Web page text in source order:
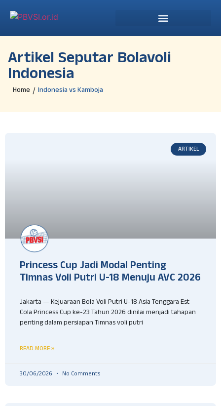
Artikel Seputar Bolavoli
Indonesia
Home / Indonesia vs Kamboja
ARTIKEL
Princess Cup Jadi Modal Penting
Timnas Voli Putri U-18 Menuju AVC 2026
Jakarta — Kejuaraan Bola Voli Putri U-18 Asia Tenggara Est
Cola Princess Cup ke-23 Tahun 2026 dinilai menjadi tahapan
penting dalam persiapan Timnas voli putri
READ MORE »
30/06/2026 No Comments